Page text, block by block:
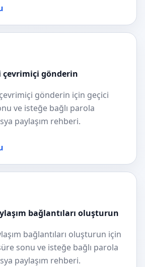
çevrimiçi gönderin
gönderin için geçici
ve isteğe bağlı parola
paylaşım rehberi.
bağlantıları oluşturun
bağlantıları oluşturun için
sonu ve isteğe bağlı parola
paylaşım rehberi.